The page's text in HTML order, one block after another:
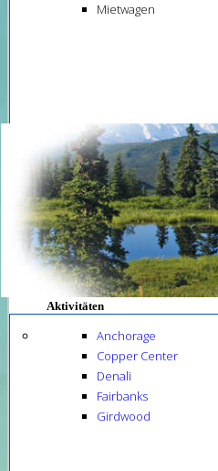
Mietwagen
Aktivitäten
Anchorage
Copper Center
Denali
Fairbanks
Girdwood